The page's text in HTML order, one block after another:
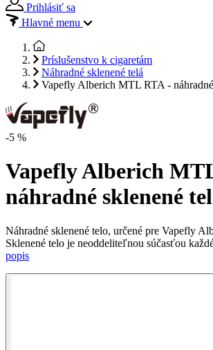
Prihlásiť sa
Hlavné menu
Príslušenstvo k cigaretám
Náhradné sklenené telá
Vapefly Alberich MTL RTA -
-5 %
Vapefly Alberich
náhradné sklenené
Náhradné sklenené telo, určené pre Vapefly
Sklenené telo je neoddeliteľnou súčasťou
popis